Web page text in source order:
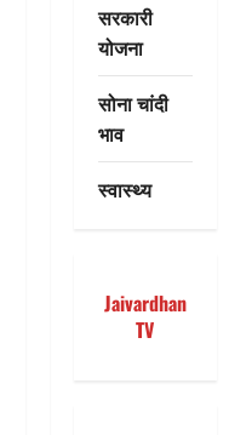
सरकारी
योजना
सोना चांदी
भाव
स्वास्थ्य
Jaivardhan
TV